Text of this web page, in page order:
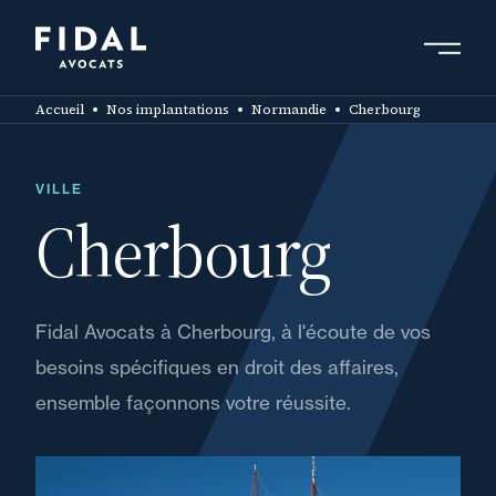
contenu
principal
Accueil Nos implantations Normandie Cherbourg
VILLE
Cherbourg
Fidal Avocats à Cherbourg, à l'écoute de vos
besoins spécifiques en droit des affaires,
ensemble façonnons votre réussite.